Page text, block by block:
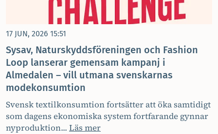
17 JUN, 2026 15:51
Sysav, Naturskyddsföreningen och Fashion
Loop lanserar gemensam kampanj i
Almedalen – vill utmana svenskarnas
modekonsumtion
Svensk textilkonsumtion fortsätter att öka samtidigt
som dagens ekonomiska system fortfarande gynnar
nyproduktion... Läs mer